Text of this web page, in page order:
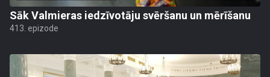
Sāk Valmieras iedzīvotāju svēršanu un mērīšanu
413. epizode